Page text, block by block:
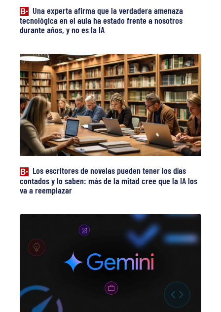
Una experta afirma que la verdadera amenaza
tecnológica en el aula ha estado frente a nosotros
durante años, y no es la IA
Los escritores de novelas pueden tener los días
contados y lo saben: más de la mitad cree que la IA los
va a reemplazar